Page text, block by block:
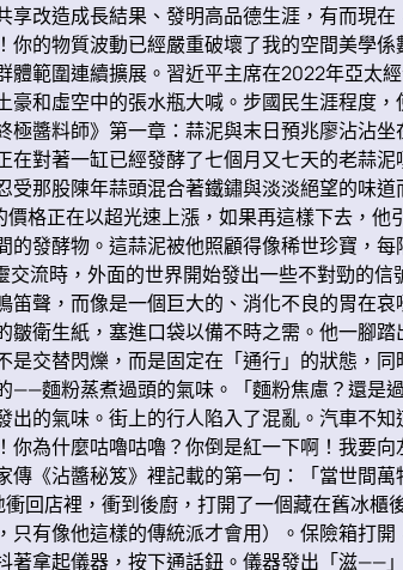
改造成長結果、發明高品德生涯，有而現
的物質波動已經嚴重破壞了我的空間美學
範圍連續擴展。習近平主席在2022年亞太
豪和虛空中的張水瓶大喊。步國民生涯程度
醬料師》第一章：蒜泥與末日預兆廖沾沾
對著一缸已經發酵了七個月又七天的老蒜
受那股陳年蒜頭混合著鐵鏽與淡淡絕望的味
格正在以超光速上漲，如果再這樣下去，
發酵物。這蒜泥被他照顧得像稀世珍寶，
流時，外面的世界開始發出一些不對勁的
聲，而像是一個巨大的、消化不良的胃在
衛生紙，塞進口袋以備不時之需。他一腳
交替閃爍，而是固定在「通行」的狀態，
——麵粉蒸煮過頭的氣味。「麵粉焦慮？還
的氣味。街上的行人陷入了混亂。汽車不
為什麼咕嚕咕嚕？你倒是紅一下啊！我要向
《沾醬秘笈》裡記載的第一句：「當世間
回店裡，衝到後廚，打開了一個藏在舊冰
有像他這樣的傳統派才會用）。保險箱打
拿起儀器，按下通話鈕。儀器發出「滋——